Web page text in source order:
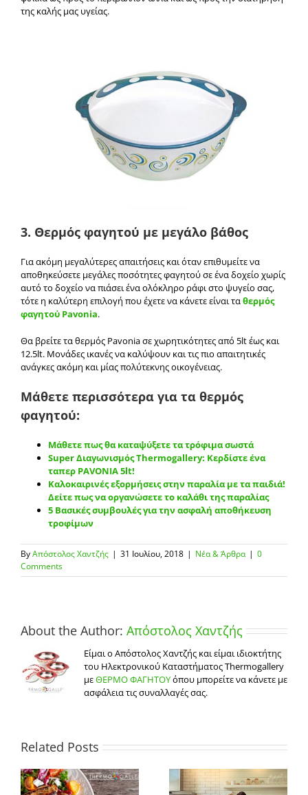
της καλής μας υγείας.
3. Θερμός φαγητού με μεγάλο βάθος
Για ακόμη μεγαλύτερες απαιτήσεις και όταν επιθυμείτε να
αποθηκεύσετε μεγάλες ποσότητες φαγητού σε ένα δοχείο χωρίς
αυτό το δοχείο να πιάσει ένα ολόκληρο ράφι στο ψυγείο σας,
τότε η καλύτερη επιλογή που έχετε να κάνετε είναι ταθερμός
φαγητού Pavonia.
Θα βρείτε τα θερμός Pavonia σε χωρητικότητες από 5lt έως και
12.5lt. Μονάδες ικανές να καλύψουν και τις πιο απαιτητικές
ανάγκες ακόμη και μίας πολύτεκνης οικογένειας.
Μάθετε περισσότερα για τα θερμός
φαγητού:
Μάθετε πως θα καταψύξετε τα τρόφιμα σωστά
Super Διαγωνισμός Thermogallery: Κερδίστε ένα
ταπερ PAVONIA 5lt!
Καλοκαιρινές εξορμήσεις στην παραλία με τα παιδιά!
Δείτε πως να οργανώσετε το καλάθι της παραλίας
5 Βασικές συμβουλές για την ασφαλή αποθήκευση
τροφίμων
ByΑπόστολος Χαντζής | 31 Ιουλίου, 2018 | Νέα & Άρθρα | 0
Comments
About the Author: Απόστολος Χαντζής
Είμαι ο Απόστολος Χαντζής και είμαι ιδιοκτήτης
του Ηλεκτρονικού Καταστήματος Thermogallery
μεΘΕΡΜΟ ΦΑΓΗΤΟΥόπου μπορείτε να κάνετε με
ασφάλεια τις συναλλαγές σας.
Related Posts